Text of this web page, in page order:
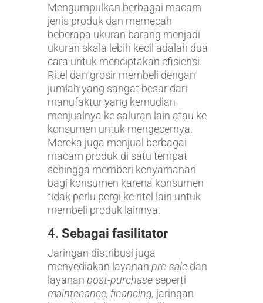
Mengumpulkan berbagai macam
jenis produk dan memecah
beberapa ukuran barang menjadi
ukuran skala lebih kecil adalah dua
cara untuk menciptakan efisiensi.
Ritel dan grosir membeli dengan
jumlah yang sangat besar dari
manufaktur yang kemudian
menjualnya ke saluran lain atau ke
konsumen untuk mengecernya.
Mereka juga menjual berbagai
macam produk di satu tempat
sehingga memberi kenyamanan
bagi konsumen karena konsumen
tidak perlu pergi ke ritel lain untuk
membeli produk lainnya.
4. Sebagai fasilitator
Jaringan distribusi juga
menyediakan layanan pre-sale dan
layanan post-purchaseseperti
maintenance, financing, jaringan